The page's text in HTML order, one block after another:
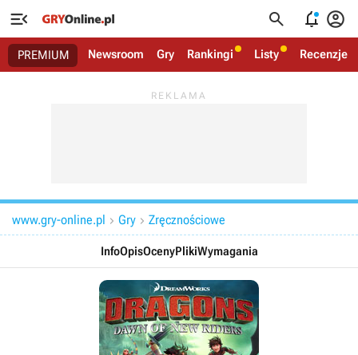
   
PREMIUM Newsroom Gry Rankingi Listy Recenzje
www.gry-online.pl  Gry  Zręcznościowe
InfoOpisOcenyPlikiWymagania